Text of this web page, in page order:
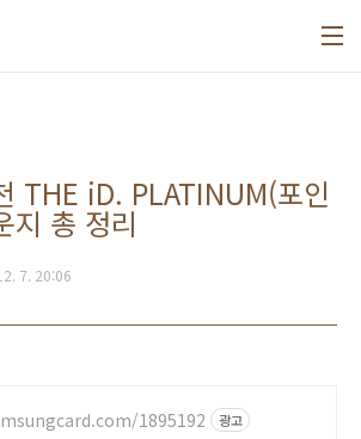
THE iD. PLATINUM(포인
지 총 정리
7. 20:06
1895192 광고